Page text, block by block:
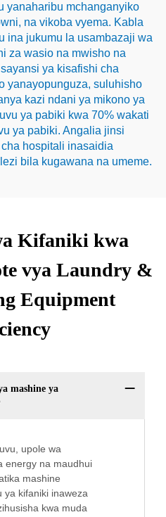
yanaharibu mchanganyiko
na vikoba vyema. Kabla
ina jukumu la usambazaji wa
za wasio na mwisho na
ya kisafishi cha
yanayopunguza, suluhisho
kazi ndani ya mikono ya
ya pabiki kwa 70% wakati
ya pabiki. Angalia jinsi
hospitali inasaidia
bila kugawana na umeme.
Kifaniki kwa
vya Laundry &
Equipment
mashine ya
upole wa
energy na maudhui
mashine
ya kifaniki inaweza
kwa muda